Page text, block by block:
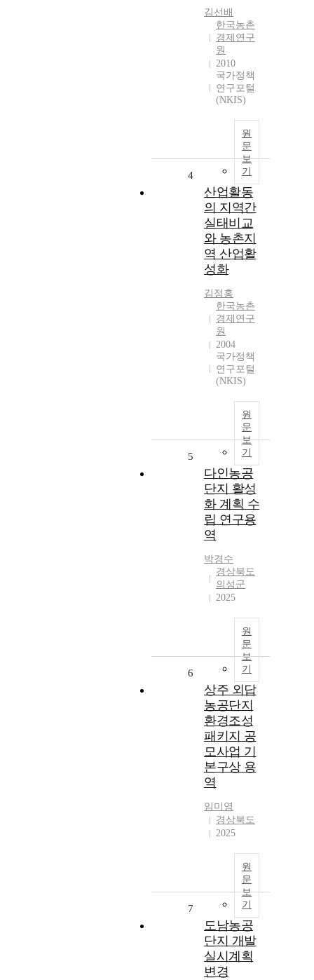
김선배
한국농촌
경제연구
원
2010
국가정책
연구포털
(NKIS)
원
문
보
기
4
산업활동
의 지역간
실태비교
와 농촌지
역 산업활
성화
김정홍
한국농촌
경제연구
원
2004
국가정책
연구포털
(NKIS)
원
문
보
기
5
다인농공
단지 활성
화 계획 수
립 연구용
역
박경수
경상북도
의성군
2025
원
문
보
기
6
상주 외답
농공단지
환경조성
패키지 공
모사업 기
본구상 용
역
임미영
경상북도
2025
원
문
보
기
7
도남농공
단지 개발
실시계획
변경